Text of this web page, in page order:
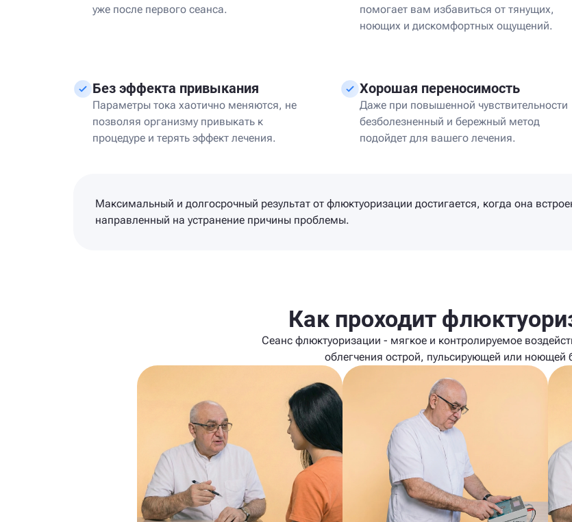
уже после первого сеанса.
помогает вам избавиться от тянущих,
ноющих и дискомфортных ощущений.
Без эффекта привыкания
Параметры тока хаотично меняются, не
позволяя организму привыкать к
процедуре и терять эффект лечения.
Хорошая переносимость
Даже при повышенной чувствительности
безболезненный и бережный метод
подойдет для вашего лечения.
Максимальный и долгосрочный результат от флюктуоризации достигается, когда она
направленный на устранение причины проблемы.
Как проходит
Сеанс флюктуоризации - мягкое и контролируемое
облегчения острой, пульсирующей или ноющей